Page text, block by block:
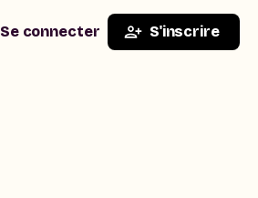
Se connecter S'inscrire